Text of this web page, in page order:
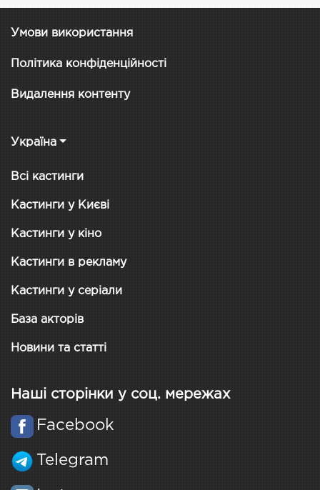
Умови використання
Політика конфіденційності
Видалення контенту
Україна
Всі кастинги
Кастинги у Києві
Кастинги у кіно
Кастинги в рекламу
Кастинги у серіали
База акторів
Новини та статті
Наші сторінки у соц. мережах
Facebook
Telegram